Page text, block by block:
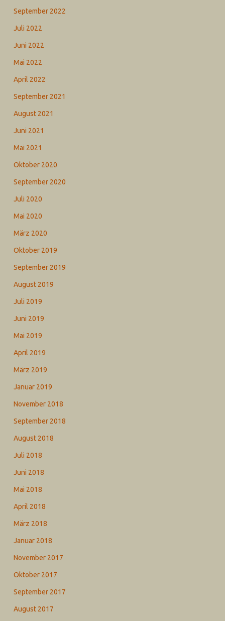
September 2022
Juli 2022
Juni 2022
Mai 2022
April 2022
September 2021
August 2021
Juni 2021
Mai 2021
Oktober 2020
September 2020
Juli 2020
Mai 2020
März 2020
Oktober 2019
September 2019
August 2019
Juli 2019
Juni 2019
Mai 2019
April 2019
März 2019
Januar 2019
November 2018
September 2018
August 2018
Juli 2018
Juni 2018
Mai 2018
April 2018
März 2018
Januar 2018
November 2017
Oktober 2017
September 2017
August 2017